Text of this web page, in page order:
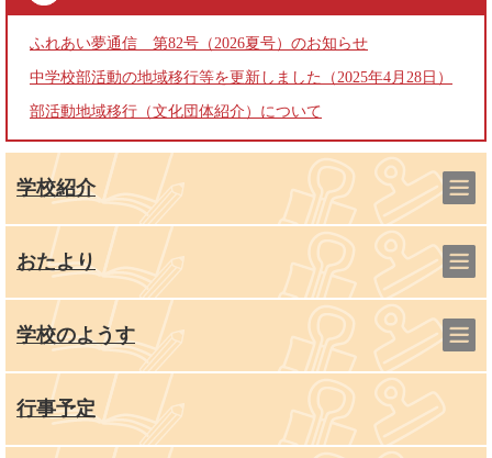
ふれあい夢通信 第82号（2026夏号）のお知らせ
中学校部活動の地域移行等を更新しました（2025年4月28日）
部活動地域移行（文化団体紹介）について
学校紹介
おたより
学校のようす
行事予定